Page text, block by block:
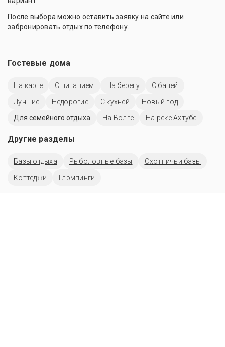
После выбора можно оставить заявку на сайте или
забронировать отдых по телефону.
Гостевые дома
На карте С питанием На берегу
С баней
Лучшие
Недорогие С кухней
Новый год
Для семейного отдыха
На Волге На реке Ахтубе
Другие разделы
Базы отдыха Рыболовные базы
Охотничьи базы
Коттеджи
Глэмпинги